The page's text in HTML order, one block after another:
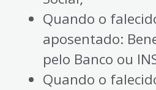
Quando o
aposentado:
pelo Banco ou
Quando o